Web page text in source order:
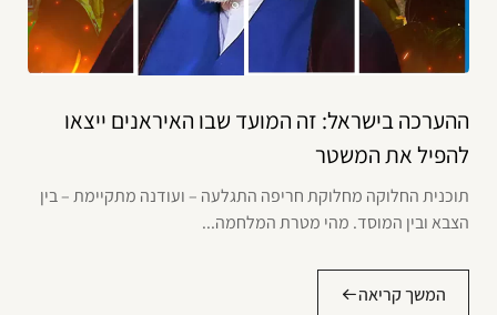
ההערכה בישראל: זה המועד שבו האיראנים ייצאו
להפיל את המשטר
תוכנית החלוקה מחלוקת חריפה התגלעה – ועודנה מתקיימת – בין
הצבא ובין המוסד. מהי מטרת המלחמה...
המשך קריאה